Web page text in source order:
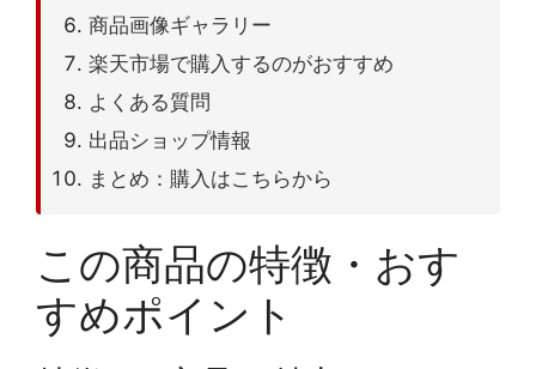
商品画像ギャラリー
楽天市場で購入するのがおすすめ
よくある質問
出品ショップ情報
まとめ：購入はこちらから
この商品の特徴・おす
すめポイント